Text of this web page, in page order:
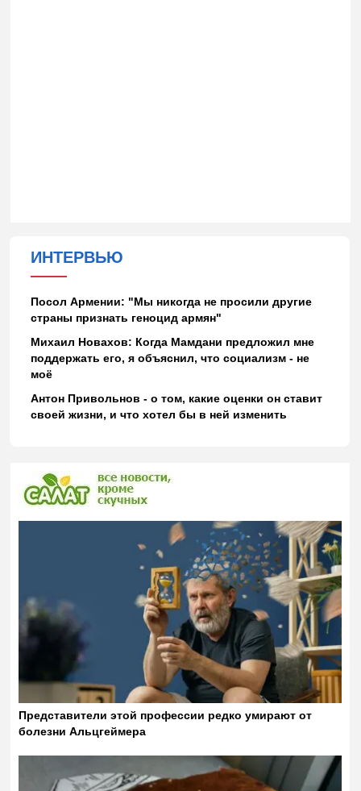
ИНТЕРВЬЮ
Посол Армении: "Мы никогда не просили другие
страны признать геноцид армян"
Михаил Новахов: Когда Мамдани предложил мне
поддержать его, я объяснил, что социализм - не
моё
Антон Привольнов - о том, какие оценки он ставит
своей жизни, и что хотел бы в ней изменить